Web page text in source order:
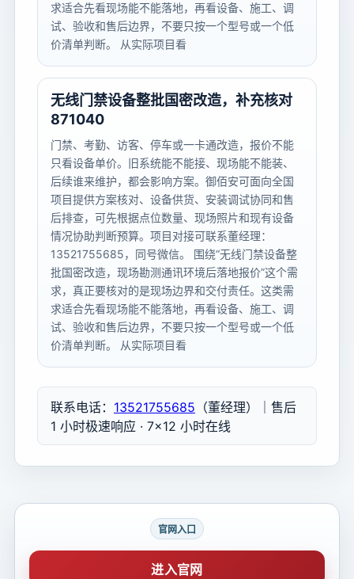
求适合先看现场能不能落地，再看设备、施工、调
试、验收和售后边界，不要只按一个型号或一个低
价清单判断。 从实际项目看
无线门禁设备整批国密改造，补充核对
871040
门禁、考勤、访客、停车或一卡通改造，报价不能
只看设备单价。旧系统能不能接、现场能不能装、
后续谁来维护，都会影响方案。御佰安可面向全国
项目提供方案核对、设备供货、安装调试协同和售
后排查，可先根据点位数量、现场照片和现有设备
情况协助判断预算。项目对接可联系董经理：
13521755685，同号微信。 围绕“无线门禁设备整
批国密改造，现场勘测通讯环境后落地报价”这个需
求，真正要核对的是现场边界和交付责任。这类需
求适合先看现场能不能落地，再看设备、施工、调
试、验收和售后边界，不要只按一个型号或一个低
价清单判断。 从实际项目看
联系电话： 13521755685 （董经理）｜售后
1 小时极速响应 · 7×12 小时在线
官网入口
进入官网